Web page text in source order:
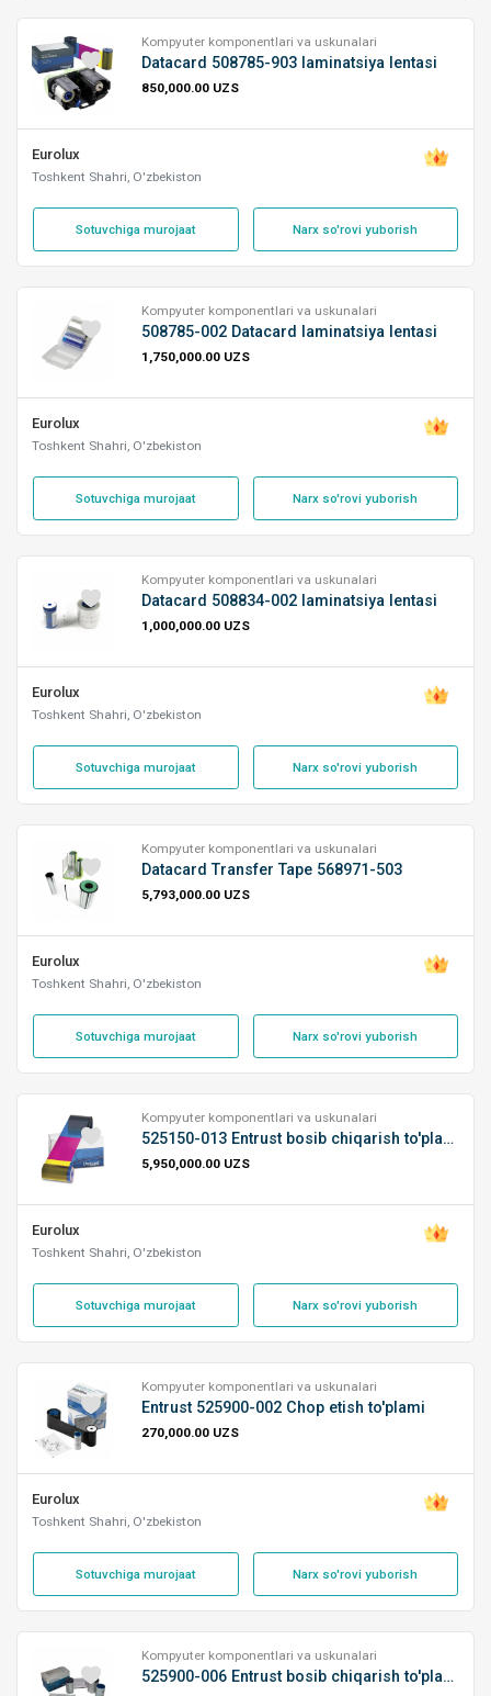
Kompyuter komponentlari va uskunalari
Datacard 508785-903 laminatsiya lentasi
850,000.00 UZS
Eurolux
Toshkent Shahri, O'zbekiston
Sotuvchiga murojaat Narx so'rovi yuborish
Kompyuter komponentlari va uskunalari
508785-002 Datacard laminatsiya lentasi
1,750,000.00 UZS
Eurolux
Toshkent Shahri, O'zbekiston
Sotuvchiga murojaat Narx so'rovi yuborish
Kompyuter komponentlari va uskunalari
Datacard 508834-002 laminatsiya lentasi
1,000,000.00 UZS
Eurolux
Toshkent Shahri, O'zbekiston
Sotuvchiga murojaat Narx so'rovi yuborish
Kompyuter komponentlari va uskunalari
Datacard Transfer Tape 568971-503
5,793,000.00 UZS
Eurolux
Toshkent Shahri, O'zbekiston
Sotuvchiga murojaat Narx so'rovi yuborish
Kompyuter komponentlari va uskunalari
525150-013 Entrust bosib chiqarish to'plami
5,950,000.00 UZS
Eurolux
Toshkent Shahri, O'zbekiston
Sotuvchiga murojaat Narx so'rovi yuborish
Kompyuter komponentlari va uskunalari
Entrust 525900-002 Chop etish to'plami
270,000.00 UZS
Eurolux
Toshkent Shahri, O'zbekiston
Sotuvchiga murojaat Narx so'rovi yuborish
Kompyuter komponentlari va uskunalari
525900-006 Entrust bosib chiqarish to'plami